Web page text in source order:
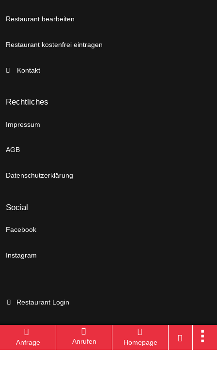
Anfrage Anrufen Homepage
Restaurant bearbeiten
Restaurant kostenfrei eintragen
Kontakt
Rechtliches
Impressum
AGB
Datenschutzerklärung
Social
Facebook
Instagram
Restaurant Login
Branchenportal Software made in Germany